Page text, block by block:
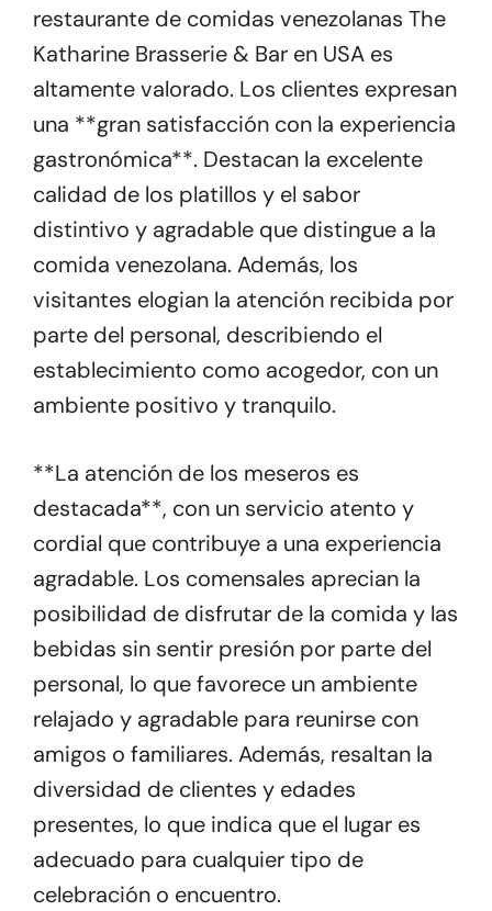
restaurante de comidas venezolanas The
Katharine Brasserie & Bar en USA es
altamente valorado. Los clientes expresan
una **gran satisfacción con la experiencia
gastronómica**. Destacan la excelente
calidad de los platillos y el sabor
distintivo y agradable que distingue a la
comida venezolana. Además, los
visitantes elogian la atención recibida por
parte del personal, describiendo el
establecimiento como acogedor, con un
ambiente positivo y tranquilo.
**La atención de los meseros es
destacada**, con un servicio atento y
cordial que contribuye a una experiencia
agradable. Los comensales aprecian la
posibilidad de disfrutar de la comida y las
bebidas sin sentir presión por parte del
personal, lo que favorece un ambiente
relajado y agradable para reunirse con
amigos o familiares. Además, resaltan la
diversidad de clientes y edades
presentes, lo que indica que el lugar es
adecuado para cualquier tipo de
celebración o encuentro.